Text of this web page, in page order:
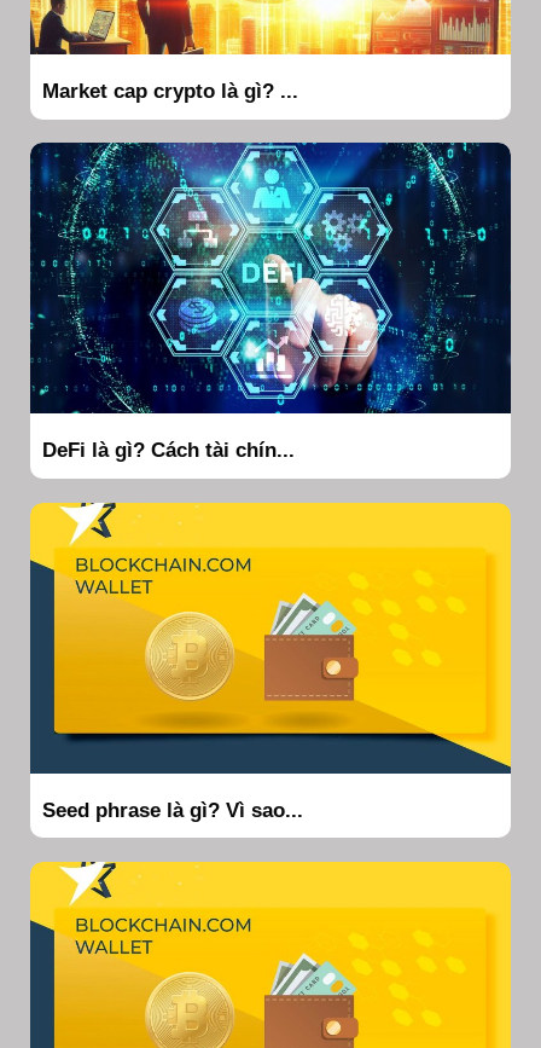
Market cap crypto là gì? ...
DeFi là gì? Cách tài chín...
Seed phrase là gì? Vì sao...